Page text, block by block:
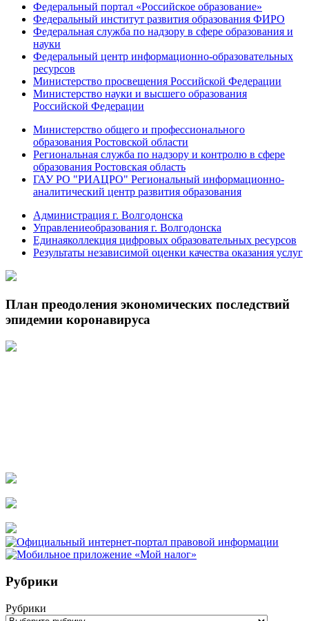
Федеральный портал «Российское образование»
Федеральный институт развития образования ФИРО
Федеральная служба по надзору в сфере образования и
науки
Федеральный центр информационно-образовательных
ресурсов
Министерство просвещения Российской Федерации
Министерство науки и высшего образования
Российской Федерации
Министерство общего и профессионального
образования Ростовской области
Региональная служба по надзору и контролю в сфере
образования Ростовская область
ГАУ РО "РИАЦРО" Региональный информационно-
аналитический центр развития образования
Администрация г. Волгодонска
Управлениеобразования г. Волгодонска
Единаяколлекция цифровых образовательных ресурсов
Результаты независимой оценки качества оказания услуг
План преодоления экономических последствий
эпидемии коронавируса
Рубрики
Рубрики